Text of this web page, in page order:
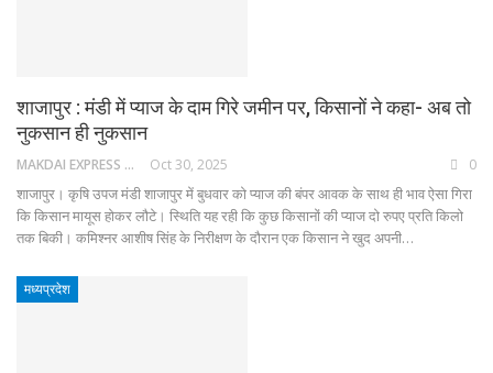
शाजापुर : मंडी में प्याज के दाम गिरे जमीन पर, किसानों ने कहा- अब तो
नुकसान ही नुकसान
MAKDAI EXPRESS 24 Oct 30, 2025 0
शाजापुर। कृषि उपज मंडी शाजापुर में बुधवार को प्याज की बंपर आवक के साथ ही भाव ऐसा गिरा
कि किसान मायूस होकर लौटे। स्थिति यह रही कि कुछ किसानों की प्याज दो रुपए प्रति किलो
तक बिकी। कमिश्नर आशीष सिंह के निरीक्षण के दौरान एक किसान ने खुद अपनी…
मध्यप्रदेश